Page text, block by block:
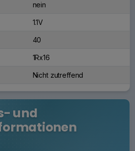
nein
1.1V
40
1Rx16
Nicht zutreffend
und